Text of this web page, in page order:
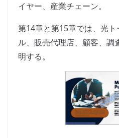
イヤー、産業チェーン。
第14章と第15章では、光
ル、販売代理店、顧客、調
明する。